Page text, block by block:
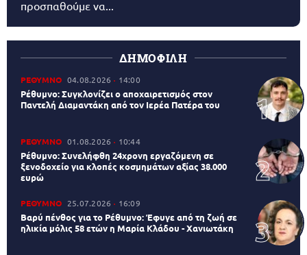
προσπαθούμε να...
ΔΗΜΟΦΙΛΗ
ΡΕΘΥΜΝΟ 04.08.2026 14:00
Ρέθυμνο: Συγκλονίζει ο αποχαιρετισμός στον
Παντελή Διαμαντάκη από τον Ιερέα Πατέρα του
ΡΕΘΥΜΝΟ 01.08.2026 10:44
Ρέθυμνο: Συνελήφθη 24χρονη εργαζόμενη σε
ξενοδοχείο για κλοπές κοσμημάτων αξίας 38.000
ευρώ
ΡΕΘΥΜΝΟ 25.07.2026 16:09
Βαρύ πένθος για το Ρέθυμνο: Έφυγε από τη ζωή σε
ηλικία μόλις 58 ετών η Μαρία Κλάδου - Χανιωτάκη